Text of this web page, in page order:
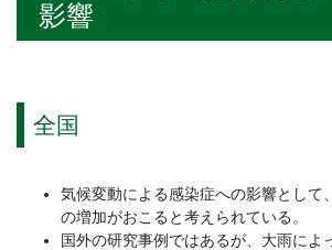
影響
全国
気候変動による感染症への影響として
の増加がおこると考えられている。
国外の研究事例ではあるが、大雨によ